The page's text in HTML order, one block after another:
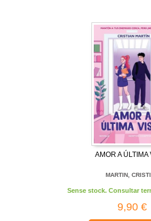
AMOR A ÚLTIMA
MARTIN,
Sense stock. Consultar
9,90 €